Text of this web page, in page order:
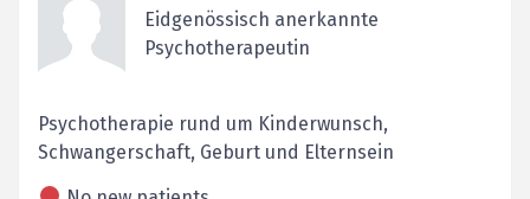
Eidgenössisch anerkannte
Psychotherapeutin
Psychotherapie rund um Kinderwunsch,
Schwangerschaft, Geburt und Elternsein